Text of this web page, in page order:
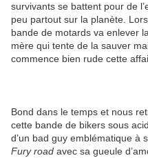
survivants se battent pour de
peu partout sur la planète.
bande de motards va enlever
mère qui tente de la sauver
commence bien rude cette
Bond dans le temps et nous
cette bande de bikers sous
d’un bad guy emblématique à
Fury road avec sa gueule